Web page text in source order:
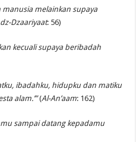
manusia melainkan supaya
Dzaariyaat: 56)
kecuali supaya beribadah
ibadahku, hidupku dan matiku
alam.’”(Al-An’aam: 162)
sampai datang kepadamu